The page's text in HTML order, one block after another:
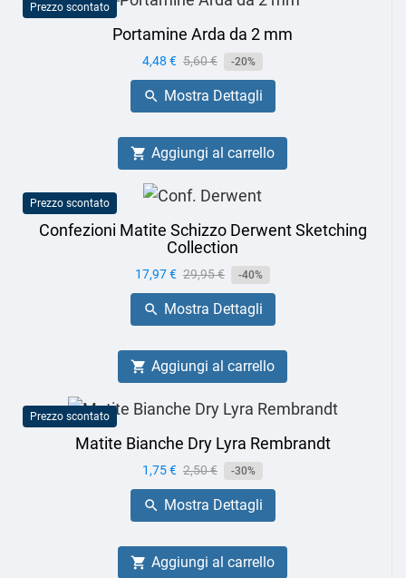
Prezzo scontato
Portamine Arda da 2 mm
Prezzo
4,48 € Prezzo
base
5,60 € -20%
 Mostra Dettagli
 Aggiungi al carrello
Prezzo scontato
Confezioni Matite Schizzo Derwent Sketching
Collection
Prezzo
17,97 € Prezzo
base
29,95 € -40%
 Mostra Dettagli
 Aggiungi al carrello
Prezzo scontato
Matite Bianche Dry Lyra Rembrandt
Prezzo
1,75 € Prezzo
base
2,50 € -30%
 Mostra Dettagli
 Aggiungi al carrello